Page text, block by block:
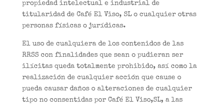
propiedad intelectual e industrial de
titularidad de Café El Viso, SL o cualquier otras
personas físicas o jurídicas.
El uso de cualquiera de los contenidos de las
RRSS con finalidades que sean o pudieran ser
ilícitas queda totalmente prohibido, así como la
realización de cualquier acción que cause o
pueda causar daños o alteraciones de cualquier
tipo no consentidas por Café El Viso,SL, a las